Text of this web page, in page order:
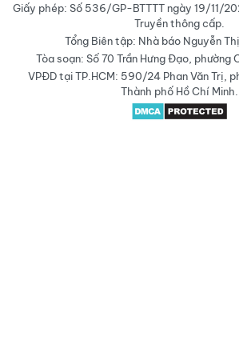
Giấy phép: Số 536/GP-BTTTT ngày 19/11/
Truyền thông cấp.
Tổng Biên tập: Nhà báo Nguyễn
Tòa soạn: Số 70 Trần Hưng Đạo, phường
VPĐD tại TP.HCM: 590/24 Phan Văn Trị,
Thành phố Hồ Chí Minh.